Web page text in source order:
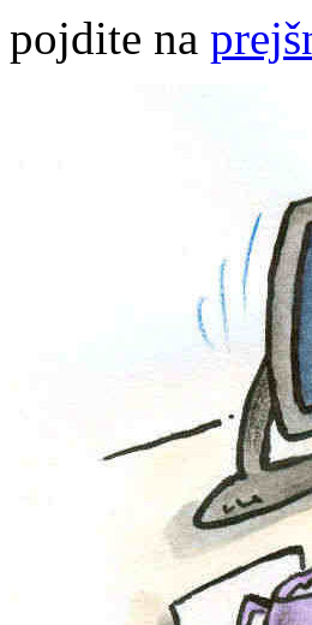
pojdite na